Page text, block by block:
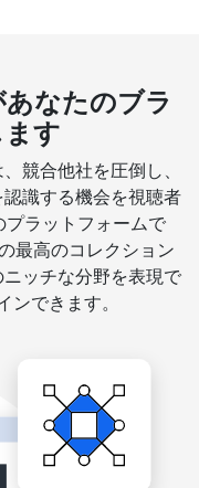
なたのブラ
す
競合他社を圧倒し、
識する機会を視聴者
プラットフォームで
最高のコレクション
ッチな分野を表現で
ンできます。